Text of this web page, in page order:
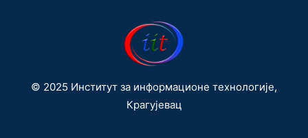
© 2025 Институт за информационе технологије,
Крагујевац